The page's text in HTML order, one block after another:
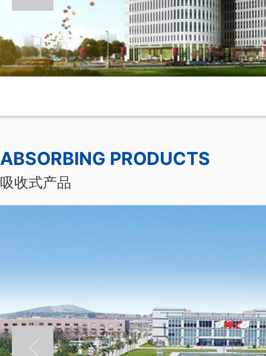
ABSORBING PRODUCTS
吸收式产品